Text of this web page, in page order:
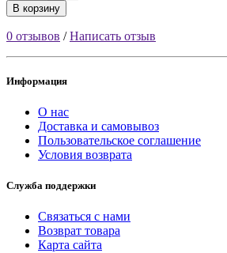
В корзину
0 отзывов /Написать отзыв
Информация
О нас
Доставка и самовывоз
Пользовательское соглашение
Условия возврата
Служба поддержки
Связаться с нами
Возврат товара
Карта сайта